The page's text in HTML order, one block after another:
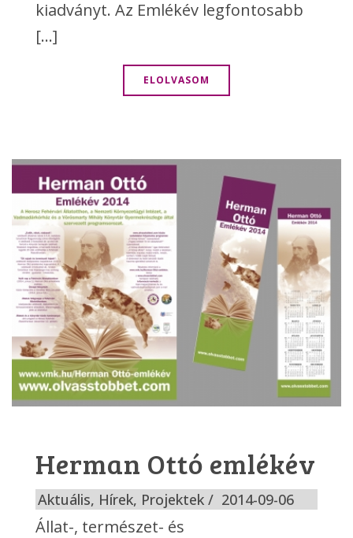
kiadványt. Az Emlékév legfontosabb
[...]
ELOLVASOM
Herman Ottó emlékév
Aktuális, Hírek, Projektek 2014-09-06
Állat-, természet- és